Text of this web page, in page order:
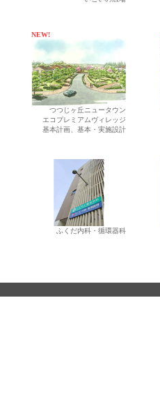
NEW!
つつじヶ丘ニュータウン
エコプレミアムヴィレッジ
基本計画、基本・実施設計
ふくだ内科・循環器科